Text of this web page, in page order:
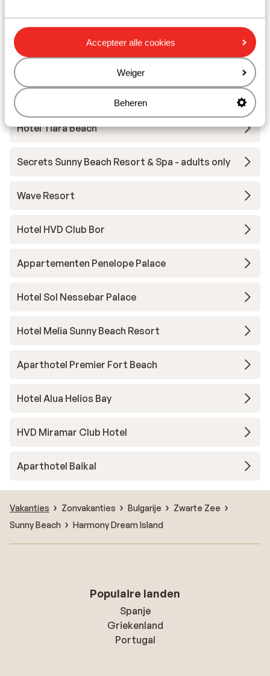
Accepteer alle cookies
Weiger
Beheren
Hotel Sentido Neptun Beach
Hotel Marina Palace affiliated by Melia - Adults
only
Hotel Tiara Beach
Secrets Sunny Beach Resort & Spa - adults only
Wave Resort
Hotel HVD Club Bor
Appartementen Penelope Palace
Hotel Sol Nessebar Palace
Hotel Melia Sunny Beach Resort
Aparthotel Premier Fort Beach
Hotel Alua Helios Bay
HVD Miramar Club Hotel
Aparthotel Baikal
Vakanties Zonvakanties Bulgarije
Zwarte Zee
Sunny Beach
Harmony Dream Island
Populaire landen
Spanje
Griekenland
Portugal